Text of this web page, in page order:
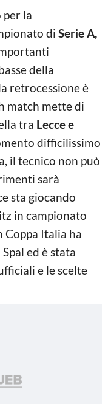
la
di Serie A,
della
retrocessione è
match mette di
tra Lecce e
difficilissimo
il tecnico non può
sarà
sta giocando
in campionato
Italia ha
ed è stata
e le scelte